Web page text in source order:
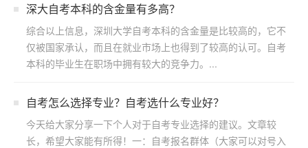
​深大自考本科的含金量有多高？
综合以上信息，深圳大学自考本科的含金量是比较高的，它不
仅被国家承认，而且在就业市场上也得到了较高的认可。自考
本科的毕业生在职场中拥有较大的竞争力。...
自考怎么选择专业？自考选什么专业好？
今天给大家分享一下个人对于自考专业选择的建议。文章较
长，希望大家能有所得！一：自考报名群体（大家可以对号入